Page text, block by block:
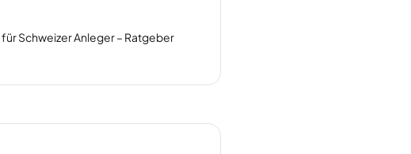
Schweizer Anleger – Ratgeber